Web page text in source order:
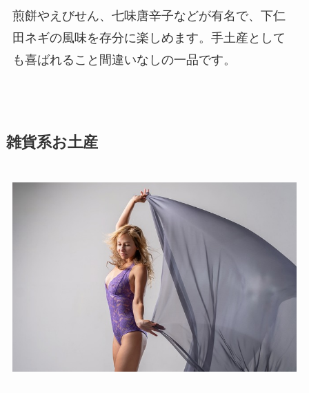
煎餅やえびせん、七味唐辛子などが有名で、下仁
田ネギの風味を存分に楽しめます。手土産として
も喜ばれること間違いなしの一品です。
雑貨系お土産